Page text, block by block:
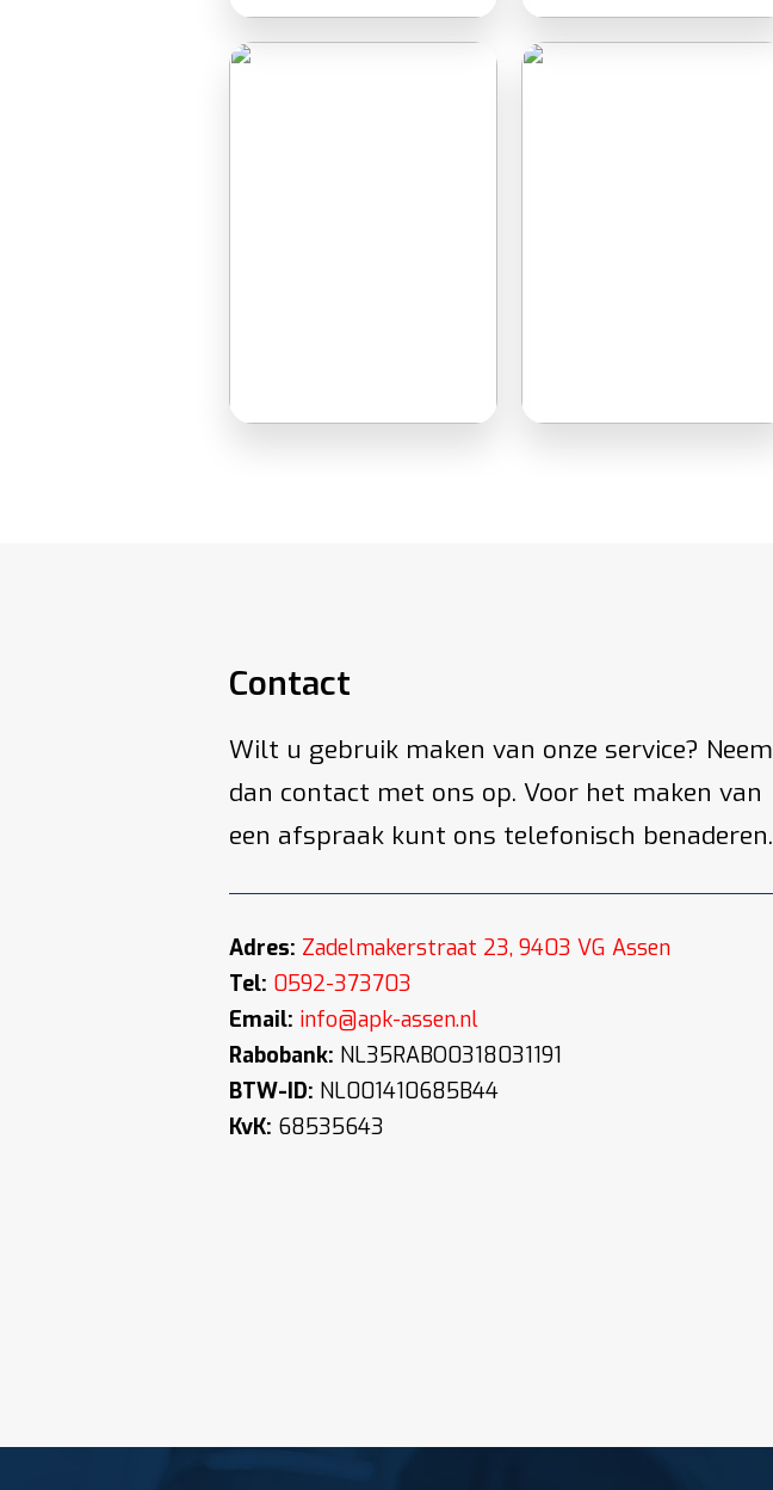
Contact
Wilt u gebruik maken van onze service? Neem
dan contact met ons op. Voor het maken van
een afspraak kunt ons telefonisch benaderen.
Adres: Zadelmakerstraat 23, 9403 VG Assen
Tel: 0592-373703
Email: info@apk-assen.nl
Rabobank: NL35RABO0318031191
BTW-ID: NL001410685B44
KvK: 68535643